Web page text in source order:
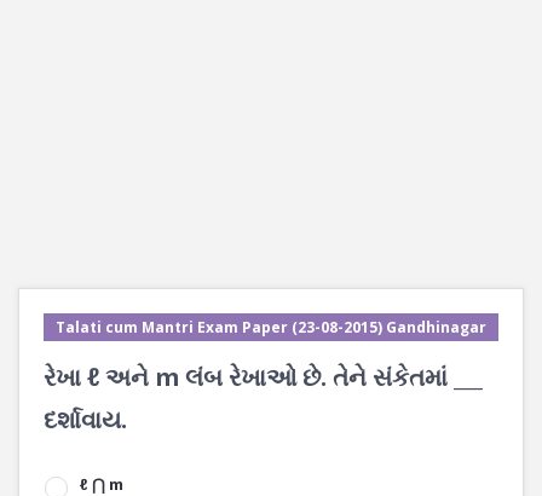
Talati cum Mantri Exam Paper (23-08-2015) Gandhinagar
રેખા ℓ અને m લંબ રેખાઓ છે. તેને સંકેતમાં ___
દર્શાવાય.
ℓ ⋂ m